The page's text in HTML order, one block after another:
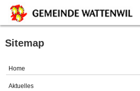
Home
Gemeinde
Sitemap
Home
Aktuelles